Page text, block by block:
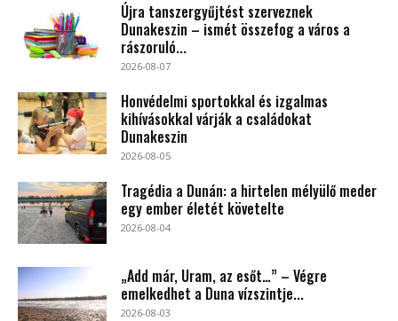
Újra tanszergyűjtést szerveznek
Dunakeszin – ismét összefog a város a
rászoruló...
2026-08-07
Honvédelmi sportokkal és izgalmas
kihívásokkal várják a családokat
Dunakeszin
2026-08-05
Tragédia a Dunán: a hirtelen mélyülő meder
egy ember életét követelte
2026-08-04
„Add már, Uram, az esőt…” – Végre
emelkedhet a Duna vízszintje...
2026-08-03